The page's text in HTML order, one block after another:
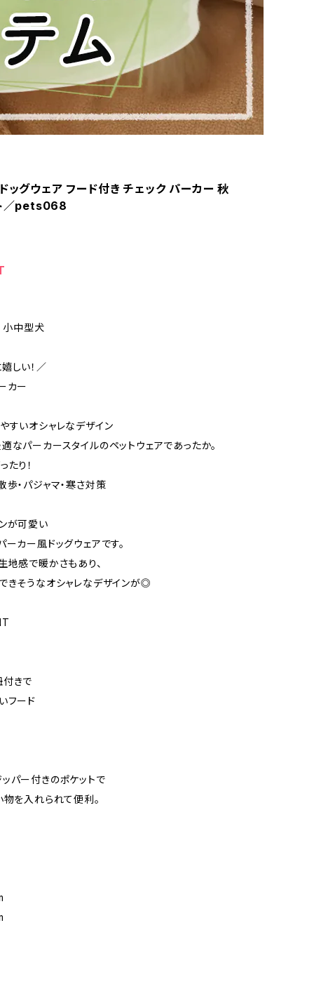
ドッグウェア フード付き チェック パーカー 秋
／pets068
小中型犬
しい！／
カー
すいオシャレなデザイン
なパーカースタイルのペットウェアであったか。
たり！
歩・パジャマ・寒さ対策
が可愛い
ーカー風ドッグウェアです。
地感で暖かさもあり、
きそうなオシャレなデザインが◎
きで
フード
パー付きのポケットで
物を入れられて便利。